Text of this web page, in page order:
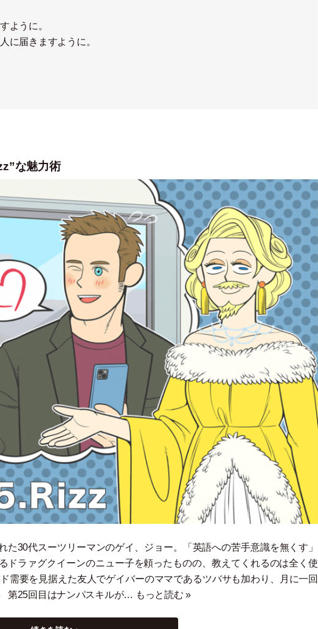
ように。
に届きますように。
な魅力術
30代スーツリーマンのゲイ、ジョー。 「 英語への苦手意識を無くす 」
ドラァグクイーンのニュー子を頼ったものの、教えてくれるのは全く使
需要を見据えた友人でゲイバーのママであるツバサも加わり、月に一回
第25回目はナンパスキルが… もっと読む »